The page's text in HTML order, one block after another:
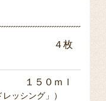
４枚
１５０ｍｌ
ッシング」）